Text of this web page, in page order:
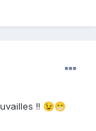
!! 😉😁